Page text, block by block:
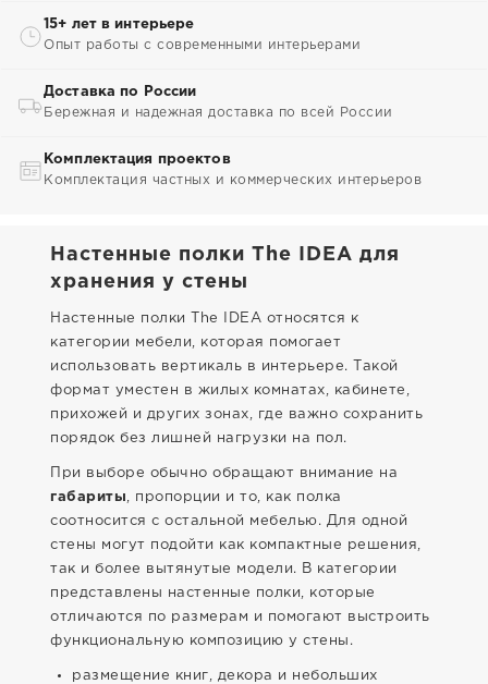
15+ лет в интерьере
Опыт работы с современными интерьерами
Доставка по России
Бережная и надежная доставка по всей России
Комплектация проектов
Комплектация частных и коммерческих интерьеров
Настенные полки The IDEA для
хранения у стены
Настенные полки The IDEA относятся к
категории мебели, которая помогает
использовать вертикаль в интерьере. Такой
формат уместен в жилых комнатах, кабинете,
прихожей и других зонах, где важно сохранить
порядок без лишней нагрузки на пол.
При выборе обычно обращают внимание на
габариты , пропорции и то, как полка
соотносится с остальной мебелью. Для одной
стены могут подойти как компактные решения,
так и более вытянутые модели. В категории
представлены настенные полки, которые
отличаются по размерам и помогают выстроить
функциональную композицию у стены.
размещение книг, декора и небольших